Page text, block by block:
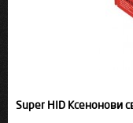
Super HID Ксенонови